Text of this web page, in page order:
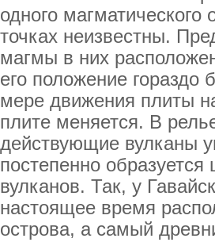
одного
точках неизвестны.
магмы в них
его положение гораздо
мере движения плиты
плите меняется. В
действующие вулканы
постепенно
вулканов. Так, у
настоящее время
острова, а самый